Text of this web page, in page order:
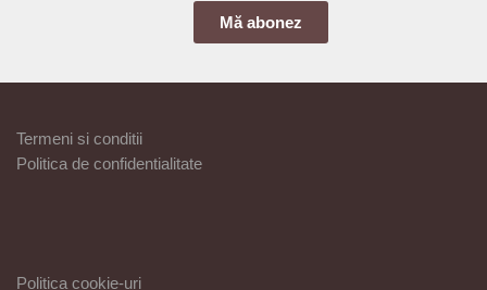
Termeni si conditii
Politica de confidentialitate
Politica cookie-uri